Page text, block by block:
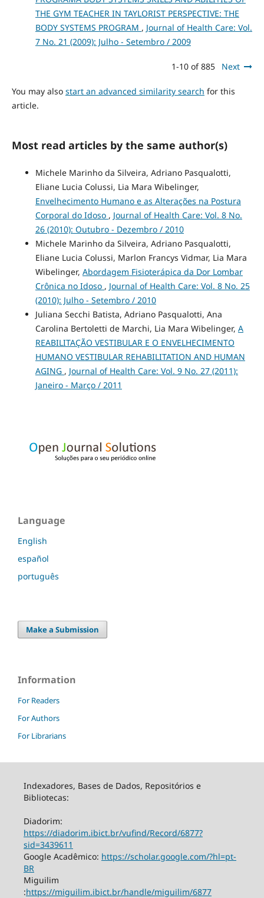
THE GYM TEACHER IN TAYLORIST PERSPECTIVE: THE
BODY SYSTEMS PROGRAM , Journal of Health Care: Vol.
7 No. 21 (2009): Julho - Setembro / 2009
1-10 of 885 Next
You may also start an advanced similarity search for this
article.
Most read articles by the same author(s)
Michele Marinho da Silveira, Adriano Pasqualotti,
Eliane Lucia Colussi, Lia Mara Wibelinger,
Envelhecimento Humano e as Alterações na Postura
Corporal do Idoso , Journal of Health Care: Vol. 8 No.
26 (2010): Outubro - Dezembro / 2010
Michele Marinho da Silveira, Adriano Pasqualotti,
Eliane Lucia Colussi, Marlon Francys Vidmar, Lia Mara
Wibelinger, Abordagem Fisioterápica da Dor Lombar
Crônica no Idoso , Journal of Health Care: Vol. 8 No. 25
(2010): Julho - Setembro / 2010
Juliana Secchi Batista, Adriano Pasqualotti, Ana
Carolina Bertoletti de Marchi, Lia Mara Wibelinger, A
REABILITAÇÃO VESTIBULAR E O ENVELHECIMENTO
HUMANO VESTIBULAR REHABILITATION AND HUMAN
AGING , Journal of Health Care: Vol. 9 No. 27 (2011):
Janeiro - Março / 2011
Language
English
español
português
Make a Submission
Information
For Readers
For Authors
For Librarians
Indexadores, Bases de Dados, Repositórios e
Bibliotecas:
Diadorim:
https://diadorim.ibict.br/vufind/Record/6877?
sid=3439611
Google Acadêmico: https://scholar.google.com/?hl=pt-
BR
Miguilim
:https://miguilim.ibict.br/handle/miguilim/6877